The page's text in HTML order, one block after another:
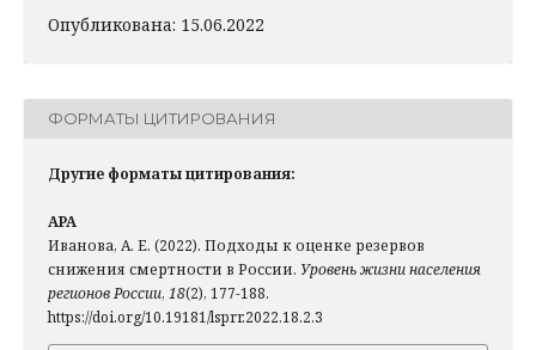
Опубликована: 15.06.2022
ФОРМАТЫ ЦИТИРОВАНИЯ
Другие форматы цитирования:
APA
Иванова, А. Е. (2022). Подходы к оценке резервов
снижения смертности в России. Уровень жизни населения
регионов России, 18(2), 177-188.
https://doi.org/10.19181/lsprr.2022.18.2.3